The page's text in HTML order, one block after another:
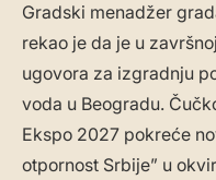
Gradski menadžer
rekao je da je u
ugovora za izgradnju
voda u Beogradu.
Ekspo 2027 pokreće
otpornost Srbije” u